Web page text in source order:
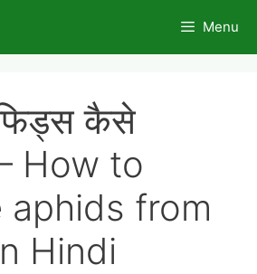
Menu
कैसे
How to
aphids from
Hindi